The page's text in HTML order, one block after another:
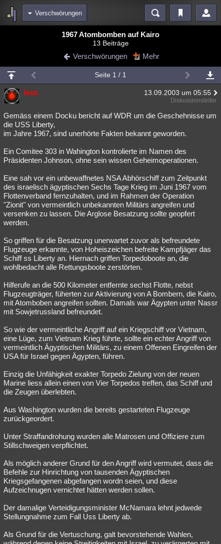
Verschwörungen
Blogs
Chat Wiki Neuigkeiten
meine Rubriken
Menschen Mystery Kriminalfälle
Spiritualität Verschwörungen Technologie Ufologie
Natur Umfragen Unterhaltung
weitere Rubriken
Philosophie Träume Orte Esoterik Literatur
Astronomie Helpdesk Gruppen Gaming Filme
Musik Clash Verbesserungen Allmystery English
Übersichten
Lesenswert Schlüsselwörter
1967 Atombomben auf Kairo
13 Beiträge
Verschwörungen Mehr
Seite 1 / 1
lexa 13.09.2003 um 05:55
Diskussionsleiter
Gemäss einem Docku bericht auf WDR um die Geschehnisse um
die USS Liberty,
im Jahre 1967, sind unerhörte Fakten bekannt geworden.
Ein Comitee 303 in Wahington kontrolierte im Namen des
Präsidenten Johnson, ohne sein wissen Geheimoperationen.
Eine sah vor ein unbewaffnetes NSA Abhörschiff zum Zeitpunkt
des israelisch ägyptischen Sechs Tage Krieg im Juni 1967 vom
Flottenverband fernzuhalten, und im Rahmen der Operation
"Zionit" von vermeintlich unbekannten Militärs angreifen und
versenken zu lassen. Die Arglose Besatzung sollte geopfert
werden.
So griffen für die Besatzung unerwartet zuvor als befreundete
Flugzeuge erkannte, von Hoheiszeichen befreite Kampfjäger das
Schiff ss Liberty an. Hiernach griffen Torpedoboote an, die
wohlbedacht alle Rettungsboote zerstörten.
Hilferufe an die 500 Kilometer entfernte sechst Flotte, nebst
Flugzeugträger, füherten zur Aktivierung von A Bombern, die Kairo,
mit Atomboben angreifen sollten. Damals war Ägypten unter Nassr
mit Sowjetrussland befreundet.
So wie der vermeintliche Angriff auf ein Kriegschiff vor Vietnam,
eine Lüge, zum Vietnam Krieg führte, sollte ein echter Angriff von
vermeintlich Ägyptischen Militärs, zu einem Offenen Eingreifen der
USA für Israel gegen Ägypten, führen.
Einzig die Unfähigkeit exakter Torpedo Zielung von der neuen
Marine liess allein einen von Vier Torpedos treffen, das Schiff und
die Zeugen überlebten.
Aus Washington wurden die bereits gestarteten Flugzeuge
zurückgeordert.
Unter Straffandrohung wurden alle Matrosen und Offiziere zum
Stillschweigen verpflichtet.
Als möglich anderer Grund für den Angriff wird vermutet, dass die
Befehle zur Hinrichtung von tausenden Ägyptischen
Kriegsgefangenen abgefangen wordn seien, und diese
Aufzeichnugen vernichtet hätten werden sollen.
Der damalige Verteidigungsminister McNamara lehnt jedwede
Stellungnahme zum Fall Uss Liberty ab.
Als Grund für die Vertuschung, galt bevorstehende Wahlen,